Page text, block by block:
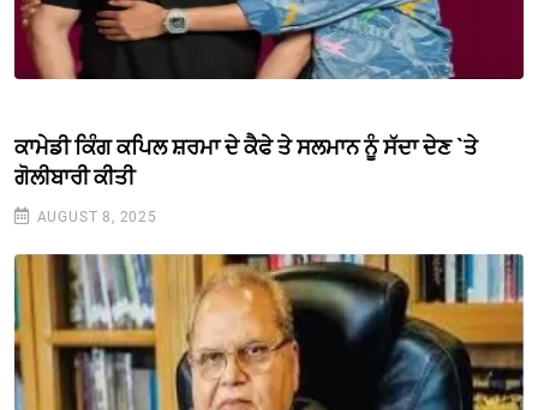
ਕਾਮੇਡੀ ਕਿੰਗ ਕਪਿਲ ਸ਼ਰਮਾ ਦੇ ਕੈਫੇ ਤੇ ਸਲਮਾਨ ਨੂੰ ਸੱਦਾ ਦੇਣ `ਤੇ
ਗੋਲੀਬਾਰੀ ਕੀਤੀ
AUGUST 8, 2025